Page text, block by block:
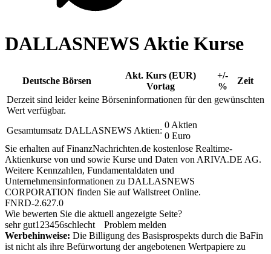
DALLASNEWS Aktie Kurse
Deutsche Börsen
Akt. Kurs (EUR)
Vortag
+/-
%
Zeit
Derzeit sind leider keine Börseninformationen für den gewünschten
Wert verfügbar.
Gesamtumsatz DALLASNEWS Aktien:
0 Aktien
0 Euro
Sie erhalten auf FinanzNachrichten.de kostenlose Realtime-
Aktienkurse von und sowie Kurse und Daten von ARIVA.DE AG.
Weitere Kennzahlen, Fundamentaldaten und
Unternehmensinformationen zu DALLASNEWS
CORPORATION finden Sie aufWallstreet Online.
FNRD-2.627.0
Wie bewerten Sie die aktuell angezeigte Seite?
sehr gut1 23456schlecht
Problem melden
Werbehinweise: Die Billigung des Basisprospekts durch die BaFin
ist nicht als ihre Befürwortung der angebotenen Wertpapiere zu